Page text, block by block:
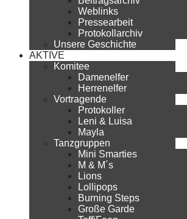
Weblinks
Pressearbeit
Protokollarchiv
Unsere Geschichte
AKTIVE
Komitee
Damenelfer
Herrenelfer
Vortragende
Protokoller
Leni & Luisa
Mayla
Tanzgruppen
Mini Smarties
M & M´s
Lions
Lollipops
Burning Steps
Große Garde